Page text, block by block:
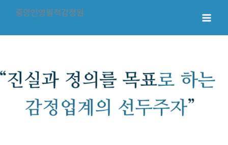
츠
너
중앙인영필적감정원
Main